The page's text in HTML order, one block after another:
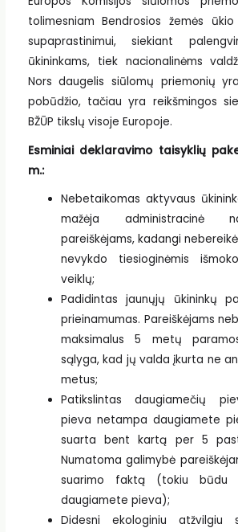
tolimesniam Bendrosios žemės ūkio
supaprastinimui, siekiant
ūkininkams, tiek nacionalinėms
Nors daugelis siūlomų priemonių
pobūdžio, tačiau yra reikšmingos
BŽŪP tikslų visoje Europoje.
Esminiai deklaravimo taisyklių
m.:
Nebetaikomas aktyvaus
mažėja administracinė
pareiškėjams, kadangi
nevykdo tiesioginėmis
veiklų;
Padidintas jaunųjų ūkininkų
prieinamumas. Pareiškėjams
maksimalus 5 metų
sąlyga, kad jų valda įkurta ne
metus;
Patikslintas daugiamečių
pieva netampa daugiamete
suarta bent kartą per 5
Numatoma galimybė
suarimo faktą (tokiu būdu
daugiamete pieva);
Didesni ekologiniu atžvilgiu